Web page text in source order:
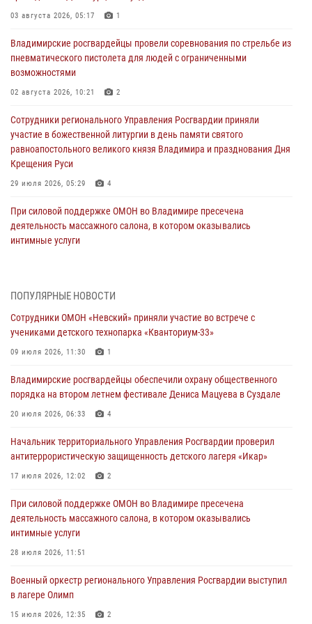
03 августа 2026, 05:17 1
Владимирские росгвардейцы провели соревнования по стрельбе из
пневматического пистолета для людей с ограниченными
возможностями
02 августа 2026, 10:21 2
Сотрудники регионального Управления Росгвардии приняли
участие в божественной литургии в день памяти святого
равноапостольного великого князя Владимира и празднования Дня
Крещения Руси
29 июля 2026, 05:29 4
При силовой поддержке ОМОН во Владимире пресечена
деятельность массажного салона, в котором оказывались
интимные услуги
смену в детском лагере «Икар»
27 июля 2026, 16:43 2
Владимирские росгвардейцы обеспечили охрану общественного
20 июля 2026, 06:33 4
Военнослужащий военного оркестра регионального Управления
105-летию Центрального округа
19 июля 2026, 11:17 7
антитеррористическую защищенность детского лагеря «Икар»
17 июля 2026, 12:02 2
Военный оркестр регионального Управления Росгвардии выступил
15 июля 2026, 12:35 2
ПОПУЛЯРНЫЕ НОВОСТИ
Сотрудники ОМОН «Невский» приняли участие во встрече с
учениками детского технопарка «Кванториум-33»
09 июля 2026, 11:30 1
Владимирские росгвардейцы обеспечили охрану общественного
порядка на втором летнем фестивале Дениса Мацуева в Суздале
20 июля 2026, 06:33 4
Начальник территориального Управления Росгвардии проверил
антитеррористическую защищенность детского лагеря «Икар»
17 июля 2026, 12:02 2
При силовой поддержке ОМОН во Владимире пресечена
деятельность массажного салона, в котором оказывались
интимные услуги
28 июля 2026, 11:51
Военный оркестр регионального Управления Росгвардии выступил
в лагере Олимп
15 июля 2026, 12:35 2